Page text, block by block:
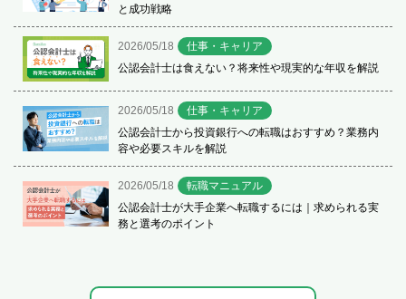
と成功戦略
2026/05/18
仕事・キャリア
公認会計士は食えない？将来性や現実的な年収を解説
2026/05/18
仕事・キャリア
公認会計士から投資銀行への転職はおすすめ？業務内
容や必要スキルを解説
2026/05/18
転職マニュアル
公認会計士が大手企業へ転職するには｜求められる実
務と選考のポイント